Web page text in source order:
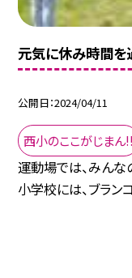
元気に休み時間を
公開日 2024/04/11
西小のここがじまん!!
運動場では、みん
小学校には、ブラン